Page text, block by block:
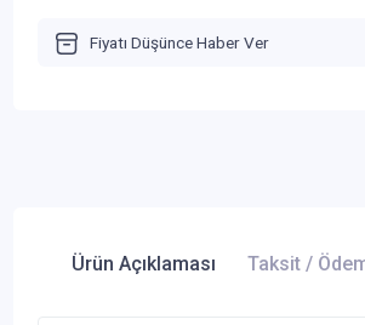
Fiyatı Düşünce Haber Ver
Ürün Açıklaması Taksit /